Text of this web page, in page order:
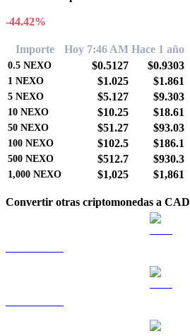
-44.42%
Importe Hoy 7:46 AM Hace 1 año
0.5 NEXO $0.5127 $0.9303
1 NEXO $1.025 $1.861
5 NEXO $5.127 $9.303
10 NEXO $10.25 $18.61
50 NEXO $51.27 $93.03
100 NEXO $102.5 $186.1
500 NEXO $512.7 $930.3
1,000 NEXO $1,025 $1,861
Convertir otras criptomonedas a CAD